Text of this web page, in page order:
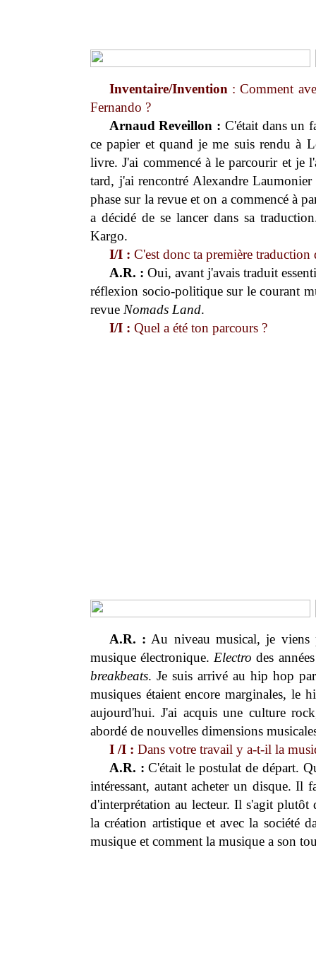
Inventaire/Invention : Comment
Fernando ?
Arnaud Reveillon : C'était dans un
ce papier et quand je me suis rendu à
livre. J'ai commencé à le parcourir et je
tard, j'ai rencontré Alexandre
phase sur la revue et on a commencé à
a décidé de se lancer dans sa
Kargo.
I/I : C'est donc ta première traduction
A.R. : Oui, avant j'avais traduit
réflexion socio-politique sur le courant
revue Nomads Land.
I/I : Quel a été ton parcours ?
A.R. : Au niveau musical, je viens
musique électronique. Electro des
breakbeats. Je suis arrivé au hip hop
musiques étaient encore marginales, le
aujourd'hui. J'ai acquis une culture
abordé de nouvelles dimensions
I /I : Dans votre travail y a-t-il la
A.R. : C'était le postulat de départ.
intéressant, autant acheter un disque. Il
d'interprétation au lecteur. Il s'agit plutôt
la création artistique et avec la société
musique et comment la musique a son